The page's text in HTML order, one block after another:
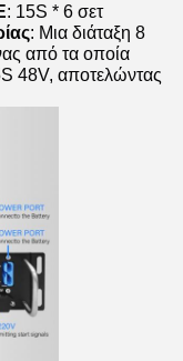
: 15S * 6 σετ
: Μια διάταξη 8
από τα οποία
48V, αποτελώντας